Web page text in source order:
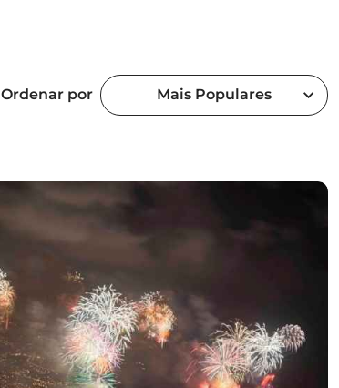
Ordenar por Mais Populares